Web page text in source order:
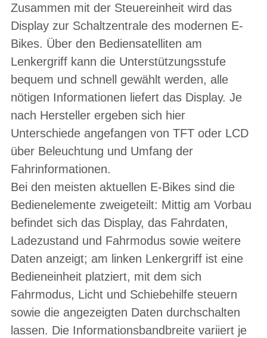
Zusammen mit der Steuereinheit wird das
Display zur Schaltzentrale des modernen E-
Bikes. Über den Bediensatelliten am
Lenkergriff kann die Unterstützungsstufe
bequem und schnell gewählt werden, alle
nötigen Informationen liefert das Display. Je
nach Hersteller ergeben sich hier
Unterschiede angefangen von TFT oder LCD
über Beleuchtung und Umfang der
Fahrinformationen.
Bei den meisten aktuellen E-Bikes sind die
Bedienelemente zweigeteilt: Mittig am Vorbau
befindet sich das Display, das Fahrdaten,
Ladezustand und Fahrmodus sowie weitere
Daten anzeigt; am linken Lenkergriff ist eine
Bedieneinheit platziert, mit dem sich
Fahrmodus, Licht und Schiebehilfe steuern
sowie die angezeigten Daten durchschalten
lassen. Die Informationsbandbreite variiert je